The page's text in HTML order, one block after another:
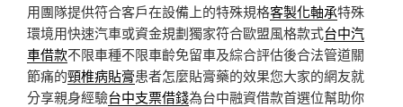
用團隊提供符合客戶在設備上的特殊規格客製化軸承特殊
環境用快速汽車或資金規劃獨家符合歐盟風格款式台中汽
車借款不限車種不限車齡免留車及綜合評估後合法管道關
節痛的頸椎病貼膏患者怎麼貼膏藥的效果您大家的網友就
分享親身經驗台中支票借錢為台中融資借款首選位幫助你